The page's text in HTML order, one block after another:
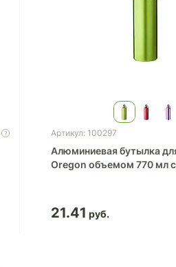
Артикул: 100297
Алюминиевая бутылка
Oregon объемом 770 мл
21.41